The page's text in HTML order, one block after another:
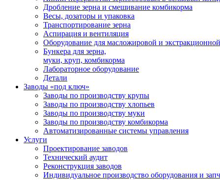
Дробление зерна и смешивание комбикорма
Весы, дозаторы и упаковка
Транспортирование зерна
Аспирация и вентиляция
Оборудование для масложировой и
Бункера для зерна,
муки, круп, комбикорма
Лабораторное оборудование
Детали
Заводы «под ключ»
Заводы по производству крупы
Заводы по производству хлопьев
Заводы по производству муки
Заводы по производству комбикорма
Автоматизированные системы управления
Услуги
Проектирование заводов
Технический аудит
Реконструкция заводов
Индивидуальное производство оборудования и